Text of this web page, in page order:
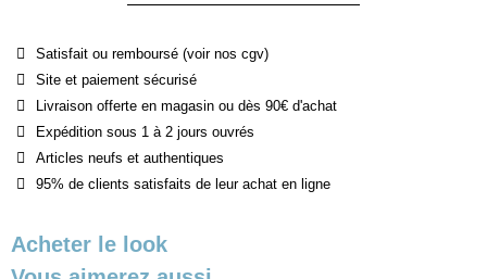
Satisfait ou remboursé (voir nos cgv)
Site et paiement sécurisé
Livraison offerte en magasin ou dès 90€ d'achat
Expédition sous 1 à 2 jours ouvrés
Articles neufs et authentiques
95% de clients satisfaits de leur achat en ligne
Acheter le look